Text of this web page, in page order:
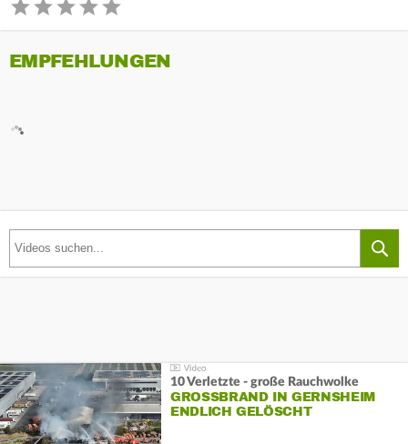
EMPFEHLUNGEN
10 Verletzte - große Rauchwolke
GROSSBRAND IN GERNSHEIM E
NDLICH GELÖSCHT